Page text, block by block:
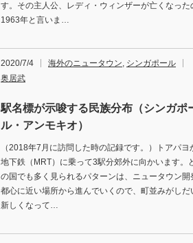
す。その主人公、レディ・ウィンザーが亡くなった
1963年と言いま…
2020/7/4 海外のニュータウン, シンガポール
奥居武
駅名標が示唆する民族分布（シンガポ
ル・アンモキオ）
（2018年7月に訪問した時の記録です。）トアパヨ
地下鉄（MRT）に乗って3駅分郊外に向かいます。
の国でも多く見られるパターンは、ニュータウン開
都心に近い場所から進んでいくので、町並みがしだ
新しくなって…